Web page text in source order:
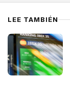
LEE TAMBIÉN